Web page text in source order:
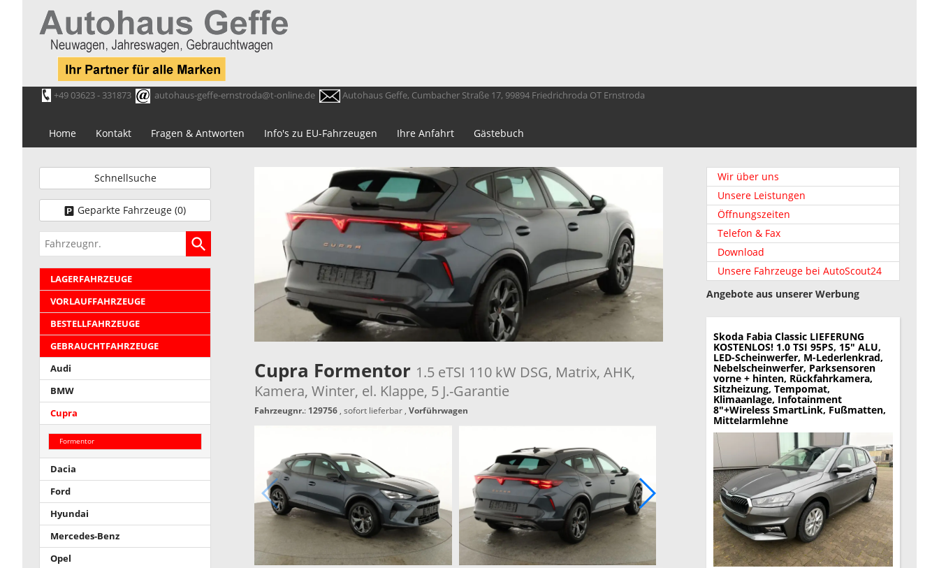
+49 03623 - 331873 autohaus-geffe-ernstroda@t-online.de Autohaus Geffe, Cumbacher Straße 17, 99894 Friedrichroda OT Ernstroda
Home Kontakt Fragen & Antworten Info's zu EU-Fahrzeugen Ihre Anfahrt Gästebuch
Cupra Formentor 1.5 eTSI 110 kW DSG, Matrix, AHK,
Kamera, Winter, el. Klappe, 5 J.-Garantie
Fahrzeugnr.: 129756, sofort lieferbar, Vorführwagen
Schnellsuche
Geparkte Fahrzeuge (0)
Fahrzeugnr.
LAGERFAHRZEUGE
VORLAUFFAHRZEUGE
BESTELLFAHRZEUGE
GEBRAUCHTFAHRZEUGE
Audi
BMW
Cupra
Formentor
Dacia
Ford
Hyundai
Mercedes-Benz
Opel
Wir über uns
Unsere Leistungen
Öffnungszeiten
Telefon & Fax
Download
Unsere Fahrzeuge bei AutoScout24
Angebote aus unserer Werbung
Skoda Fabia Classic LIEFERUNG
KOSTENLOS! 1.0 TSI 95PS, 15" ALU,
LED-Scheinwerfer, M-Lederlenkrad,
Nebelscheinwerfer, Parksensoren
vorne + hinten, Rückfahrkamera,
Sitzheizung, Tempomat,
Klimaanlage, Infotainment
8"+Wireless SmartLink, Fußmatten,
Mittelarmlehne